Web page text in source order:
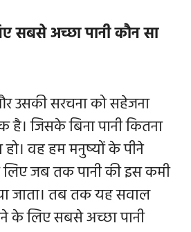
सबसे अच्छा पानी कौन सा
उसकी सरचना को सहेजना
जिसके बिना पानी कितना
वह हम मनुष्यों के पीने
जब तक पानी की इस कमी
जाता। तब तक यह सवाल
के लिए सबसे अच्छा पानी